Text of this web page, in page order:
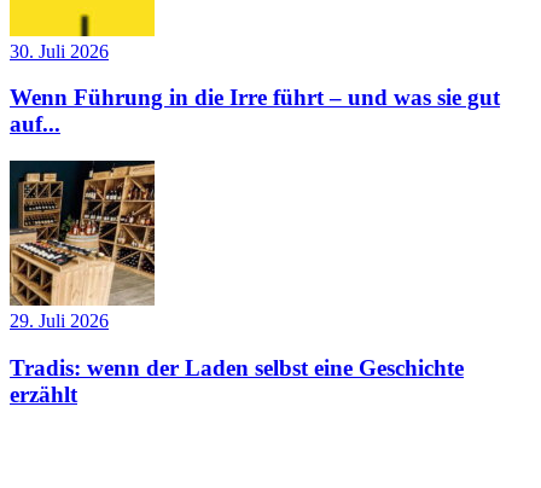
30. Juli 2026
Wenn Führung in die Irre führt – und was sie gut
auf...
29. Juli 2026
Tradis: wenn der Laden selbst eine Geschichte
erzählt